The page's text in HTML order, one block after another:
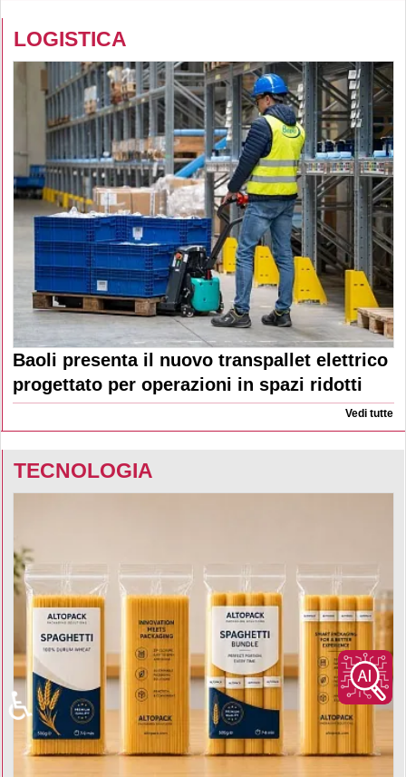
LOGISTICA
Baoli presenta il nuovo transpallet elettrico
progettato per operazioni in spazi ridotti
Vedi tutte
TECNOLOGIA